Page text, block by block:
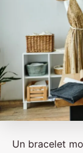
Un bracelet